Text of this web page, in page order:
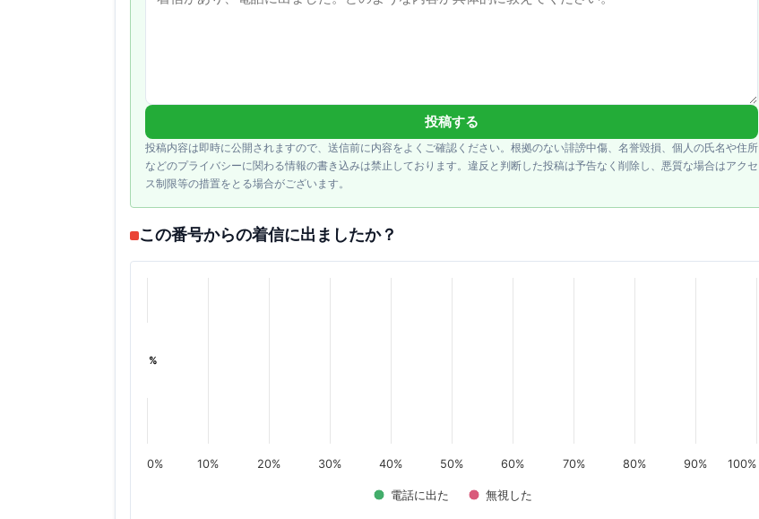
投稿する
投稿内容は即時に公開されますので、送信前に内容をよくご確認ください。根拠のない誹謗中傷、名誉毀損、個人の氏名や住所
などのプライバシーに関わる情報の書き込みは禁止しております。違反と判断した投稿は予告なく削除し、悪質な場合はアクセ
ス制限等の措置をとる場合がございます。
この番号からの着信に出ましたか？
%
%
電話に出た 無視した
0% 10% 20% 30% 40% 50% 60% 70% 80% 90% 100%